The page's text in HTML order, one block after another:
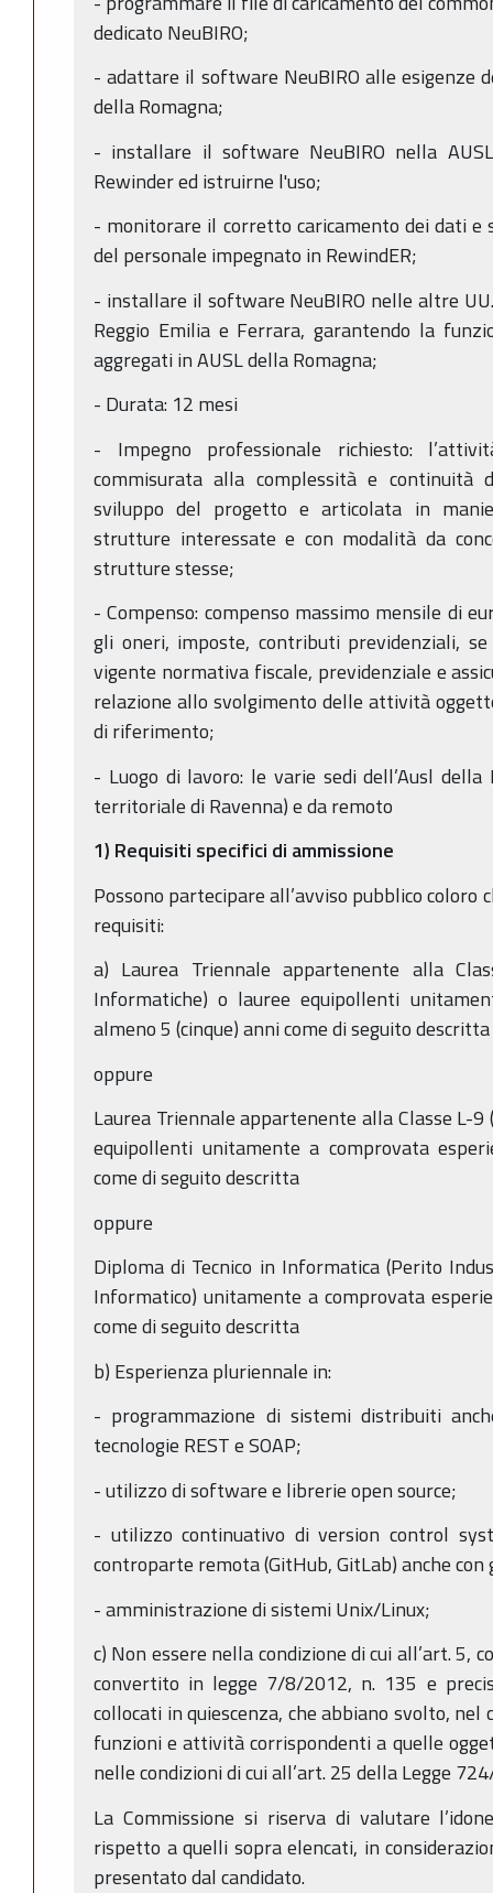
dedicato NeuBIRO;
- adattare il software NeuBIRO alle esigenze
della Romagna;
- installare il software NeuBIRO nella
Rewinder ed istruirne l'uso;
- monitorare il corretto caricamento dei dati
del personale impegnato in RewindER;
- installare il software NeuBIRO nelle altre
Reggio Emilia e Ferrara, garantendo la
aggregati in AUSL della Romagna;
- Durata: 12 mesi
- Impegno professionale richiesto:
commisurata alla complessità e
sviluppo del progetto e articolata in
strutture interessate e con modalità da
strutture stesse;
- Compenso: compenso massimo mensile di
gli oneri, imposte, contributi previdenziali,
vigente normativa fiscale, previdenziale e
relazione allo svolgimento delle attività
di riferimento;
- Luogo di lavoro: le varie sedi dell’Ausl
territoriale di Ravenna) e da remoto
1) Requisiti specifici di ammissione
Possono partecipare all’avviso pubblico coloro
requisiti:
a) Laurea Triennale appartenente alla
Informatiche) o lauree equipollenti
almeno 5 (cinque) anni come di seguito descritta
oppure
Laurea Triennale appartenente alla Classe L-
equipollenti unitamente a comprovata
come di seguito descritta
oppure
Diploma di Tecnico in Informatica (Perito
Informatico) unitamente a comprovata
come di seguito descritta
b) Esperienza pluriennale in:
- programmazione di sistemi distribuiti
tecnologie REST e SOAP;
- utilizzo di software e librerie open source;
- utilizzo continuativo di version control
controparte remota (GitHub, GitLab) anche
- amministrazione di sistemi Unix/Linux;
c) Non essere nella condizione di cui all’art. 5,
convertito in legge 7/8/2012, n. 135 e
collocati in quiescenza, che abbiano svolto, nel
funzioni e attività corrispondenti a quelle
nelle condizioni di cui all’art. 25 della Legge
La Commissione si riserva di valutare
rispetto a quelli sopra elencati, in
presentato dal candidato.